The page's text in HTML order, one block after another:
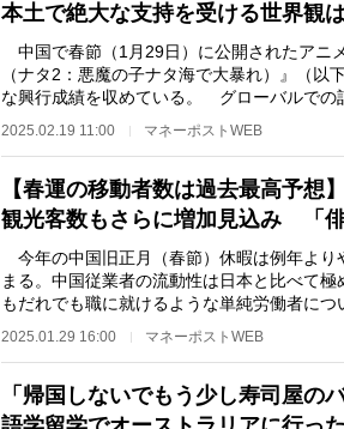
本土で絶大な支持を受ける世界観
中国で春節（1月29日）に公開されたアニ
（ナタ2：悪魔の子ナタ海で大暴れ）』（以
な興行成績を収めている。 グローバルでの
2025.02.19 11:00 マネーポストWEB
【春運の移動者数は過去最高予想
観光客数もさらに増加見込み 「
今年の中国旧正月（春節）休暇は例年より
まる。中国従業者の流動性は日本と比べて
もだれでも職に就けるような単純労働者につ
2025.01.29 16:00 マネーポストWEB
「帰国しないでもう少し寿司屋の